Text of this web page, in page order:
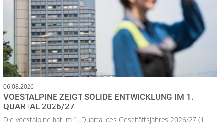
06.08.2026
VOESTALPINE ZEIGT SOLIDE ENTWICKLUNG IM 1.
QUARTAL 2026/27
Die voestalpine hat im 1. Quartal des Geschäftsjahres 2026/27 (1.